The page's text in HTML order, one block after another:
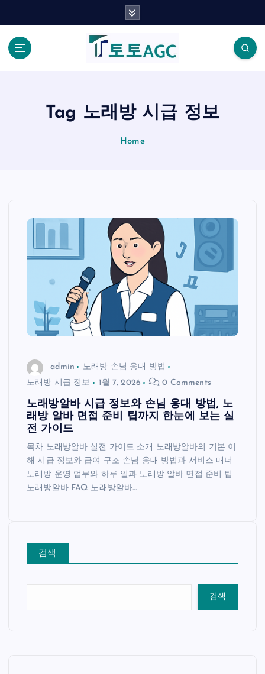
Tag 노래방 시급 정보
Home
admin
노래방 손님 응대 방법
노래방 시급 정보
1월 7, 2026 0 Comments
노래방알바 시급 정보와 손님 응대 방법, 노
래방 알바 면접 준비 팁까지 한눈에 보는 실
전 가이드
목차 노래방알바 실전 가이드 소개 노래방알바의 기본 이
해 시급 정보와 급여 구조 손님 응대 방법과 서비스 매너
노래방 운영 업무와 하루 일과 노래방 알바 면접 준비 팁
노래방알바 FAQ 노래방알바…
검색
검색